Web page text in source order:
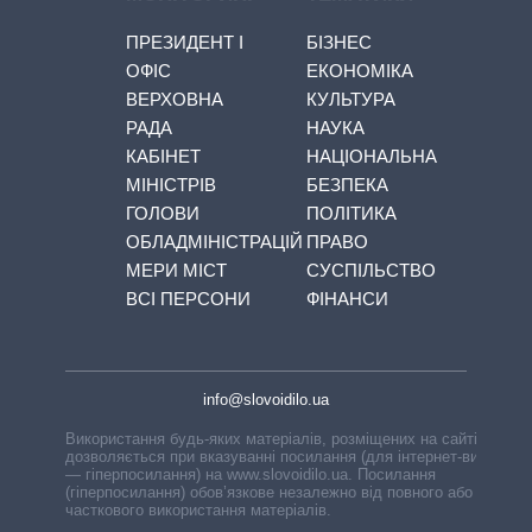
ПРЕЗИДЕНТ І
ОФІС
ВЕРХОВНА
РАДА
КАБІНЕТ
МІНІСТРІВ
ГОЛОВИ
ОБЛАДМІНІСТРАЦІЙ
МЕРИ МІСТ
ВСІ ПЕРСОНИ
БІЗНЕС
ЕКОНОМІКА
КУЛЬТУРА
НАУКА
НАЦІОНАЛЬНА
БЕЗПЕКА
ПОЛІТИКА
ПРАВО
СУСПІЛЬСТВО
ФІНАНСИ
info@slovoidilo.ua
Використання будь-яких матеріалів, розміщених на сайті,
дозволяється при вказуванні посилання (для інтернет-видань
— гіперпосилання) на www.slovoidilo.ua. Посилання
(гіперпосилання) обов’язкове незалежно від повного або
часткового використання матеріалів.